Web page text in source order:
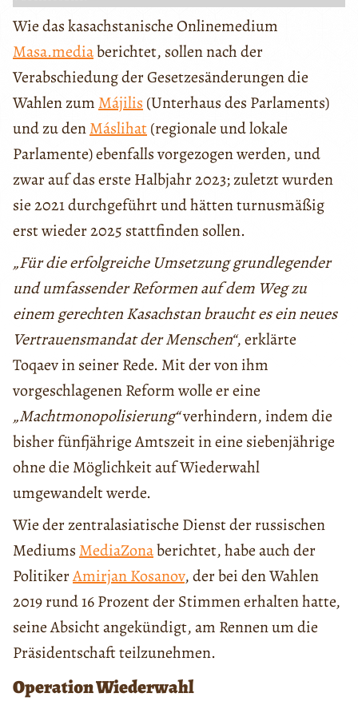
Wie das kasachstanische Onlinemedium
Masa.mediaberichtet, sollen nach der
Verabschiedung der Gesetzesänderungen die
Wahlen zum Májilis (Unterhaus des Parlaments)
und zu denMáslihat(regionale und lokale
Parlamente) ebenfalls vorgezogen werden, und
zwar auf das erste Halbjahr 2023; zuletzt wurden
sie 2021 durchgeführt und hätten turnusmäßig
erst wieder 2025 stattfinden sollen.
„Für die erfolgreiche Umsetzung grundlegender
und umfassender Reformen auf dem Weg zu
einem gerechten Kasachstan braucht es ein neues
Vertrauensmandat der Menschen“, erklärte
Toqaev in seiner Rede. Mit der von ihm
vorgeschlagenen Reform wolle er eine
„Machtmonopolisierung“verhindern, indem die
bisher fünfjährige Amtszeit in eine siebenjährige
ohne die Möglichkeit auf Wiederwahl
umgewandelt werde.
Wie der zentralasiatische Dienst der russischen
Mediums MediaZonaberichtet, habe auch der
PolitikerAmirjan Kosanov, der bei den Wahlen
2019 rund 16 Prozent der Stimmen erhalten hatte,
seine Absicht angekündigt, am Rennen um die
Präsidentschaft teilzunehmen.
Operation Wiederwahl